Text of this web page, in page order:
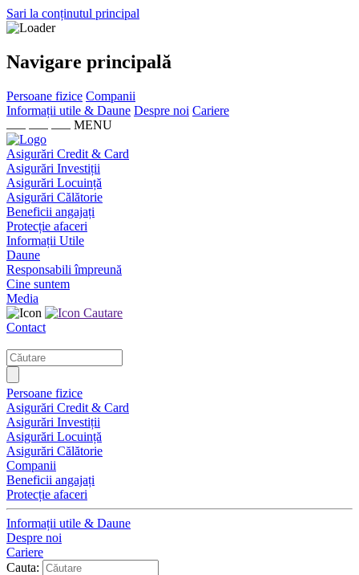
Sari la conținutul principal
Navigare principală
Persoane fizice Companii
Informații utile & Daune Despre noi Cariere
MENU
Asigurări Credit & Card
Asigurări Investiții
Asigurări Locuință
Asigurări Călătorie
Beneficii angajați
Protecție afaceri
Informații Utile
Daune
Responsabili împreună
Cine suntem
Media
Cautare
Contact
Persoane fizice
Asigurări Credit & Card
Asigurări Investiții
Asigurări Locuință
Asigurări Călătorie
Companii
Beneficii angajați
Protecție afaceri
Informații utile & Daune
Despre noi
Cariere
Cauta: